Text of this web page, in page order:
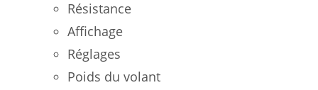
Résistance
Affichage
Réglages
Poids du volant